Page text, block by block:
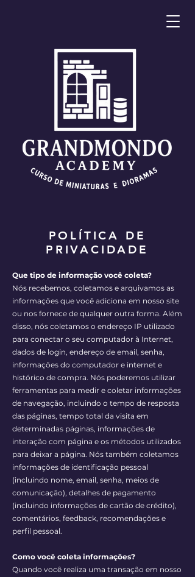
POLÍTICA DE
PRIVACIDADE
Que tipo de informação você coleta?
Nós recebemos, coletamos e arquivamos as
informações que você adiciona em nosso site
ou nos fornece de qualquer outra forma. Além
disso, nós coletamos o endereço IP utilizado
para conectar o seu computador à Internet,
dados de login, endereço de email, senha,
informações do computador e internet e
histórico de compra. Nós poderemos utilizar
ferramentas para medir e coletar informações
de navegação, incluindo o tempo de resposta
das páginas, tempo total da visita em
determinadas páginas, informações de
interação com página e os métodos utilizados
para deixar a página. Nós também coletamos
informações de identificação pessoal
(incluindo nome, email, senha, meios de
comunicação), detalhes de pagamento
(incluindo informações de cartão de crédito),
comentários, feedback, recomendações e
perfil pessoal.
Como você coleta informações?
Quando você realiza uma transação em nosso